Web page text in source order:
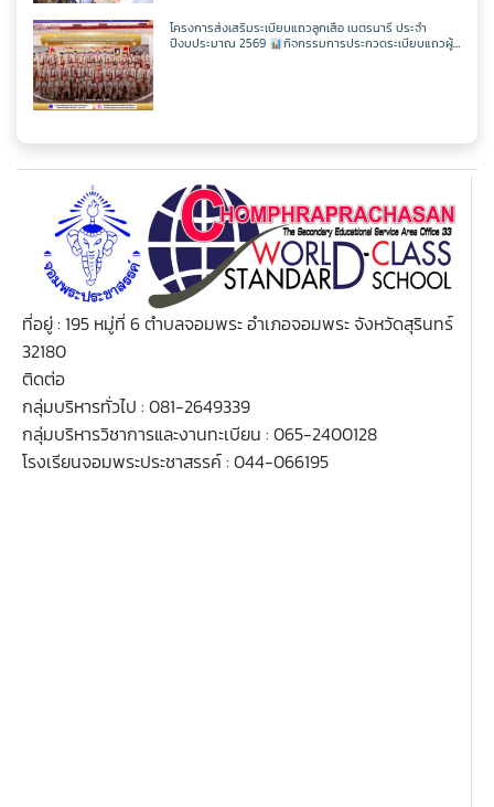
ตารางเรียน ม.5
ตารางเรียน ม.6
วิชาเพิ่มเติมโครงการส่งเสริมระเบียบแถวลูกเสือ เนตรนารี ประจำ
ปีงบประมาณ 2569
กิจกรรมการประกวดระเบียบแถวผู้
ที่อยู่ : 195 หมู่ที่ 6 ตำบลจอมพระ อำเภอจอมพระ จังหวัดสุรินทร์
32180
ติดต่อ
กลุ่มบริหารทั่วไป : 081-2649339
กลุ่มบริหารวิชาการและงานทะเบียน : 065-2400128
โรงเรียนจอมพระประชาสรรค์ : 044-066195